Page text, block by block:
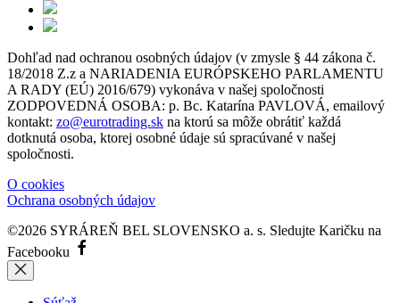
Dohľad nad ochranou osobných údajov (v zmysle § 44 zákona č.
18/2018 Z.z a NARIADENIA EURÓPSKEHO PARLAMENTU
A RADY (EÚ) 2016/679) vykonáva v našej spoločnosti
ZODPOVEDNÁ OSOBA: p. Bc. Katarína PAVLOVÁ, emailový
kontakt: zo@eurotrading.sk na ktorú sa môže obrátiť každá
dotknutá osoba, ktorej osobné údaje sú spracúvané v našej
spoločnosti.
O cookies
Ochrana osobných údajov
©2026 SYRÁREŇ BEL SLOVENSKO a. s. Sledujte Karičku na
Facebooku